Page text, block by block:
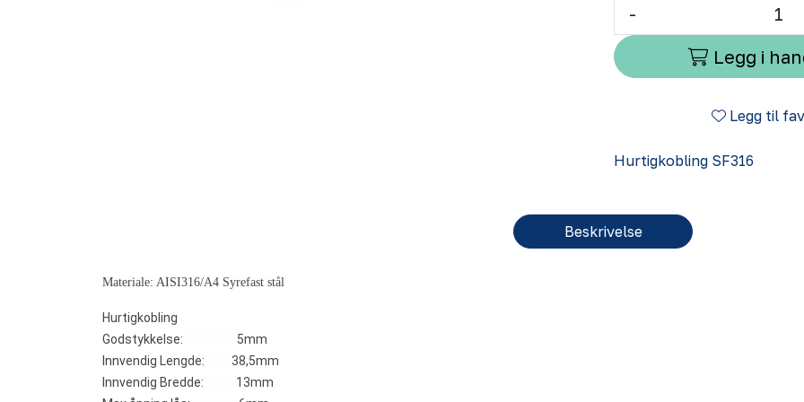
-
Legg i
Legg til
Hurtigkobling SF316
Beskrivelse
Materiale: AISI316/A4 Syrefast stål
Hurtigkobling
Godstykkelse: 5mm
Innvendig Lengde: 38,5mm
Innvendig Bredde: 13mm